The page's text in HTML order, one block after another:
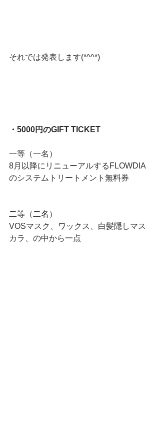
それでは発表します(*^^*)
・5000円のGIFT TICKET
一等（一名）
8月以降にリニューアルするFLOWDIA
のシステムトリートメント無料券
二等（二名）
VOSマスク、ワックス、白髪隠しマス
カラ、の中から一点